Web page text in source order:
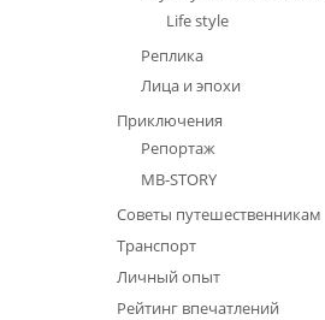
Life style
Реплика
Лица и эпохи
Приключения
Репортаж
МВ-STORY
Советы путешественникам
Транспорт
Личный опыт
Рейтинг впечатлений